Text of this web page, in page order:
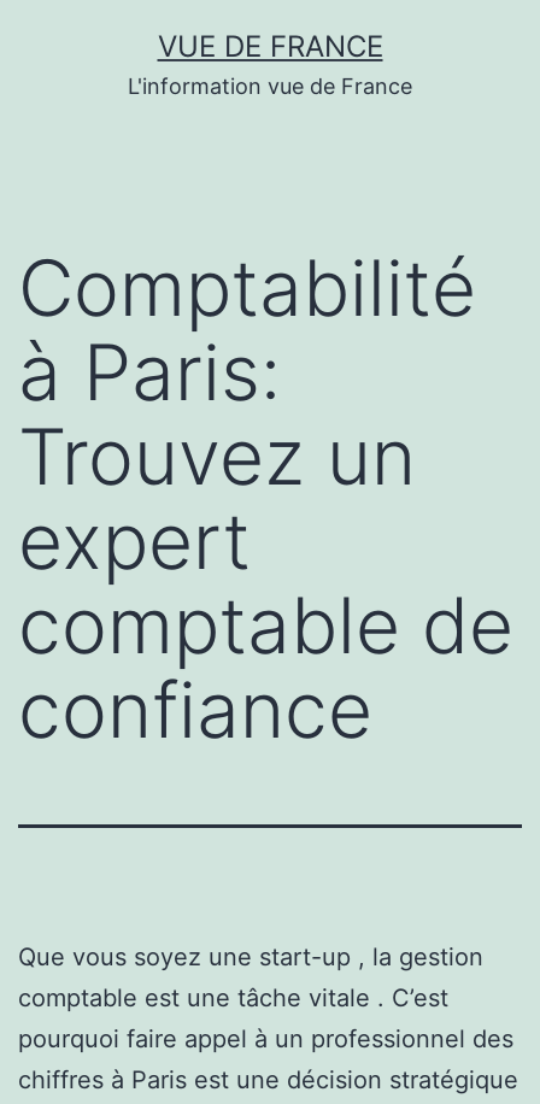
VUE DE FRANCE
L'information vue de France
Comptabilité
à Paris:
Trouvez un
expert
comptable de
confiance
Que vous soyez une start-up , la gestion
comptable est une tâche vitale . C’est
pourquoi faire appel à un professionnel des
chiffres à Paris est une décision stratégique